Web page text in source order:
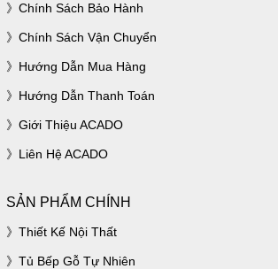
Chính Sách Bảo Hành
Chính Sách Vận Chuyển
Hướng Dẫn Mua Hàng
Hướng Dẫn Thanh Toán
Giới Thiệu ACADO
Liên Hệ ACADO
SẢN PHẨM CHÍNH
Thiết Kế Nội Thất
Tủ Bếp Gỗ Tự Nhiên